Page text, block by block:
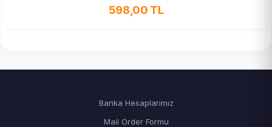
598,00 TL
Banka Hesaplarımız
Mail Order Formu